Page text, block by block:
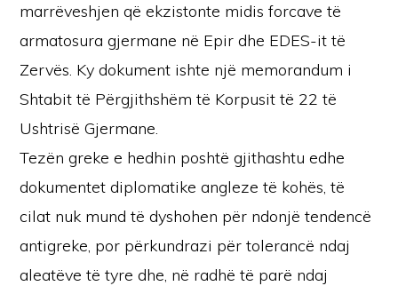
marrëveshjen që ekzistonte midis forcave të
armatosura gjermane në Epir dhe EDES-it të
Zervës. Ky dokument ishte një memorandum i
Shtabit të Përgjithshëm të Korpusit të 22 të
Ushtrisë Gjermane.
Tezën greke e hedhin poshtë gjithashtu edhe
dokumentet diplomatike angleze të kohës, të
cilat nuk mund të dyshohen për ndonjë tendencë
antigreke, por përkundrazi për tolerancë ndaj
aleatëve të tyre dhe, në radhë të parë ndaj